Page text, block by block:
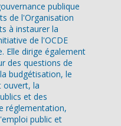
publique
de l'Organisation
à instaurer la
de l'OCDE
Elle dirige également
des questions de
budgétisation, le
ouvert, la
et des
réglementation,
public et